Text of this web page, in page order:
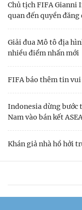
Chủ tịch FIFA Gianni
quan đến quyền
Giải đua Mô tô địa
nhiều điểm nhấn mới
FIFA báo thêm tin
Indonesia dừng bước
Nam vào bán kết
Khán giả nhà hồ hởi